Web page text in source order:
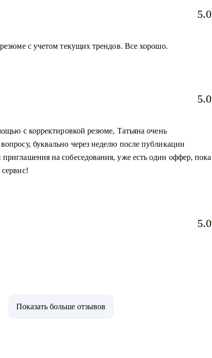
5.0
с учетом текущих трендов. Все хорошо.
5.0
с корректировкой резюме, Татьяна очень
буквально через неделю после публикации
на собеседования, уже есть один оффер, пока
5.0
Показать больше отзывов